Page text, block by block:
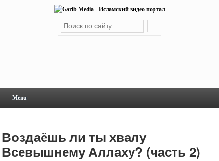
Menu
Воздаёшь ли ты хвалу
Всевышнему Аллаху? (часть 2)